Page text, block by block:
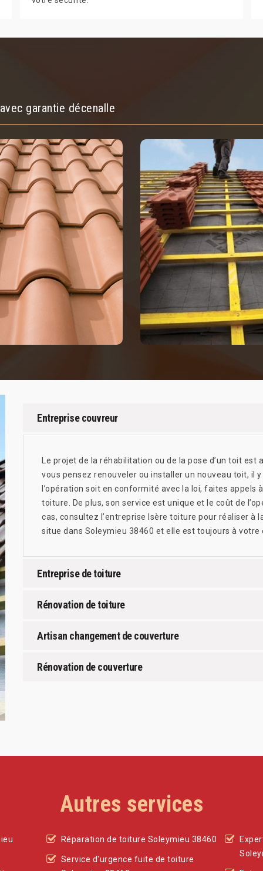
garantie décenalle
Entreprise couvreur
Le projet de la réhabilitation ou de la pose d’un toit
vous pensez renouveler ou installer un nouveau toit, il
l’opération soit en conformité avec la loi, faites appels
toiture. De plus, son service est unique et le coût de
cas, consultez l’entreprise Isère toiture pour réaliser
situe dans Soleymieu 38460 et elle est toujours à votre
Entreprise de toiture
Rénovation de toiture
Artisan changement de couverture
Rénovation de couverture
Autres services
Réparation de toiture Soleymieu 38460
Service d'urgence fuite de toiture